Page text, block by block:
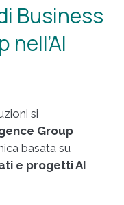
Business
si
Group
basata su
e progetti AI